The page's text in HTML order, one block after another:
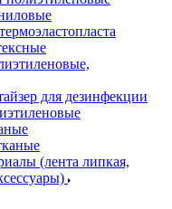
для дезинфекции
(лента липкая,